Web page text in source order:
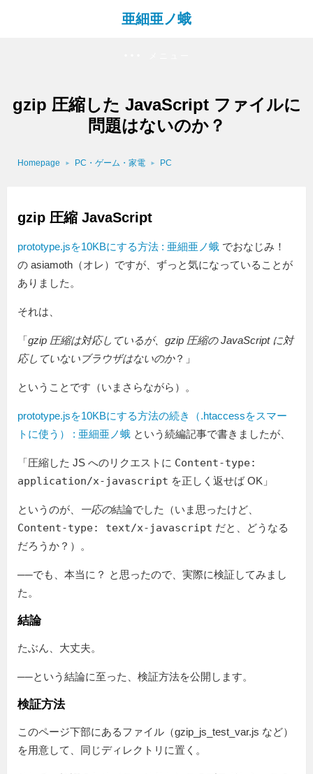
亜細亜ノ蛾
gzip 圧縮した JavaScript ファイルに
問題はないのか？
Homepage PC・ゲーム・家電 PC
gzip 圧縮 JavaScript
prototype.jsを10KBにする方法 : 亜細亜ノ蛾 でおなじみ！
の asiamoth（オレ）ですが、ずっと気になっていることが
ありました。
それは、
「gzip 圧縮は対応しているが、gzip 圧縮の JavaScript に対
応していないブラウザはないのか？」
ということです（いまさらながら）。
prototype.jsを10KBにする方法の続き（.htaccessをスマー
トに使う） : 亜細亜ノ蛾 という続編記事で書きましたが、
「圧縮した JS へのリクエストに Content-type:
application/x-javascript を正しく返せば OK」
というのが、 一応の結論でした（いま思ったけど、
Content-type: text/x-javascript だと、どうなる
だろうか？）。
──でも、本当に？ と思ったので、実際に検証してみまし
た。
結論
たぶん、大丈夫。
──という結論に至った、検証方法を公開します。
検証方法
このページ下部にあるファイル（gzip_js_test_var.js など）
を用意して、同じディレクトリに置く。